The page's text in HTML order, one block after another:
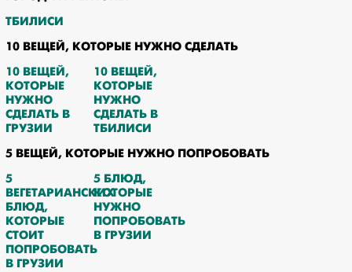
ТБИЛИСИ
10 ВЕЩЕЙ, КОТОРЫЕ НУЖНО СДЕЛАТЬ
10 ВЕЩЕЙ,
КОТОРЫЕ
НУЖНО
СДЕЛАТЬ В
ГРУЗИИ
10 ВЕЩЕЙ,
КОТОРЫЕ
НУЖНО
СДЕЛАТЬ В
ТБИЛИСИ
5 ВЕЩЕЙ, КОТОРЫЕ НУЖНО ПОПРОБОВАТЬ
5
ВЕГЕТАРИАНСКИХ
БЛЮД,
КОТОРЫЕ
СТОИТ
ПОПРОБОВАТЬ
В ГРУЗИИ
5 БЛЮД,
КОТОРЫЕ
НУЖНО
ПОПРОБОВАТЬ
В ГРУЗИИ